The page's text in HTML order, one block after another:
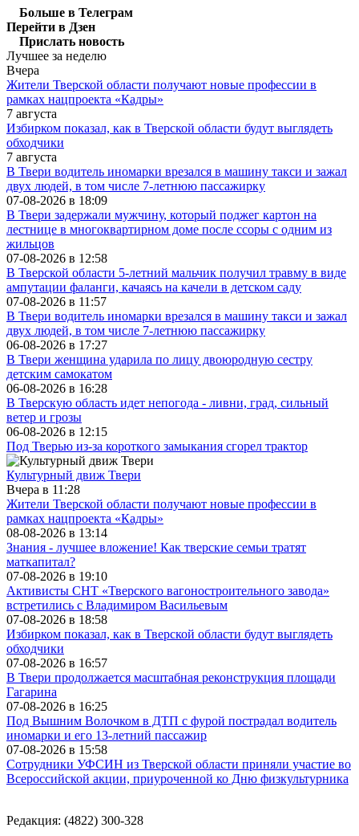
Больше в Телеграм
Перейти в Дзен
Прислать новость
Лучшее за неделю
Вчера
Жители Тверской области получают новые профессии в
рамках нацпроекта «Кадры»
7 августа
Избирком показал, как в Тверской области будут выглядеть
обходчики
7 августа
В Твери водитель иномарки врезался в машину такси и зажал
двух людей, в том числе 7-летнюю пассажирку
07-08-2026 в 18:09
В Твери задержали мужчину, который поджег картон на
лестнице в многоквартирном доме после ссоры с одним из
жильцов
07-08-2026 в 12:58
В Тверской области 5-летний мальчик получил травму в виде
ампутации фаланги, качаясь на качели в детском саду
07-08-2026 в 11:57
В Твери водитель иномарки врезался в машину такси и зажал
двух людей, в том числе 7-летнюю пассажирку
06-08-2026 в 17:27
В Твери женщина ударила по лицу двоюродную сестру
детским самокатом
06-08-2026 в 16:28
В Тверскую область идет непогода - ливни, град, сильный
ветер и грозы
06-08-2026 в 12:15
Под Тверью из-за короткого замыкания сгорел трактор
Культурный движ Твери
Вчера в 11:28
Жители Тверской области получают новые профессии в
рамках нацпроекта «Кадры»
08-08-2026 в 13:14
Знания - лучшее вложение! Как тверские семьи тратят
маткапитал?
07-08-2026 в 19:10
Активисты СНТ «Тверского вагоностроительного завода»
встретились с Владимиром Васильевым
07-08-2026 в 18:58
Избирком показал, как в Тверской области будут выглядеть
обходчики
07-08-2026 в 16:57
В Твери продолжается масштабная реконструкция площади
Гагарина
07-08-2026 в 16:25
Под Вышним Волочком в ДТП с фурой пострадал водитель
иномарки и его 13-летний пассажир
07-08-2026 в 15:58
Сотрудники УФСИН из Тверской области приняли участие во
Всероссийской акции, приуроченной ко Дню физкультурника
Редакция: (4822) 300-328